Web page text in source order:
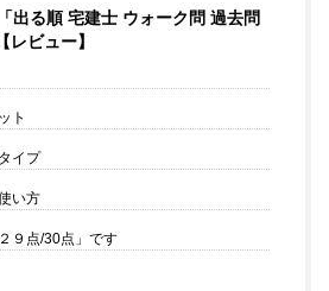
出る順 宅建士 ウォーク問 過去問
レビュー】
ト
イプ
い方
９点/30点」です